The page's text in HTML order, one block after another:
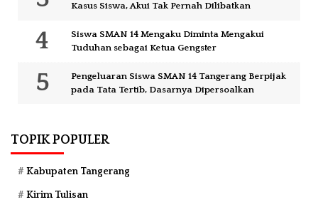
Kasus Siswa, Akui Tak Pernah Dilibatkan
Siswa SMAN 14 Mengaku Diminta Mengakui
Tuduhan sebagai Ketua Gengster
Pengeluaran Siswa SMAN 14 Tangerang Berpijak
pada Tata Tertib, Dasarnya Dipersoalkan
TOPIK POPULER
Kabupaten Tangerang
Kirim Tulisan